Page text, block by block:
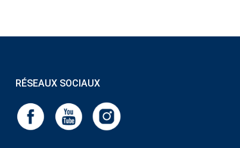
RÉSEAUX SOCIAUX